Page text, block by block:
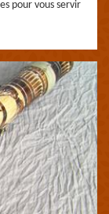
pour vous servir